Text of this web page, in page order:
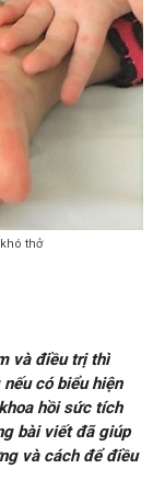
thở
và điều trị thì
có biểu hiện
hồi sức tích
bài viết đã giúp
và cách để điều